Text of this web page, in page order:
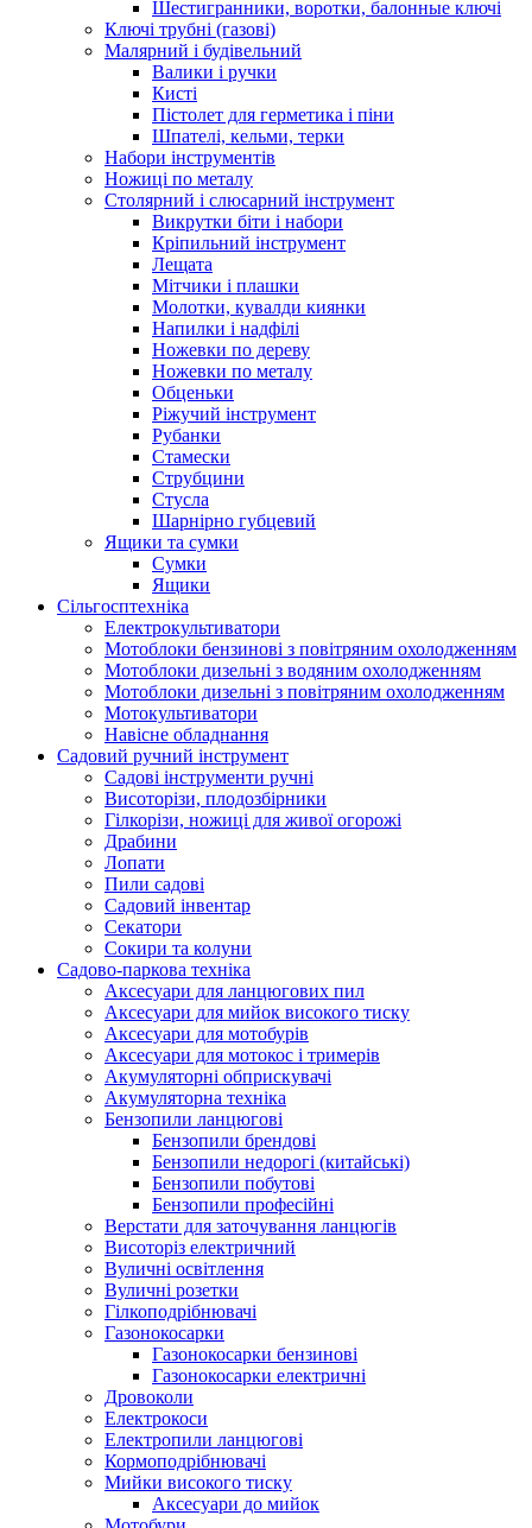
Шестигранники, воротки, балонные ключі
Ключі трубні (газові)
Малярний і будівельний
Валики і ручки
Кисті
Пістолет для герметика і піни
Шпателі, кельми, терки
Набори інструментів
Ножиці по металу
Столярний і слюсарний інструмент
Викрутки біти і набори
Кріпильний інструмент
Лещата
Мітчики і плашки
Молотки, кувалди киянки
Напилки і надфілі
Ножевки по дереву
Ножевки по металу
Обценьки
Ріжучий інструмент
Рубанки
Стамески
Струбцини
Стусла
Шарнірно губцевий
Ящики та сумки
Сумки
Ящики
Сільгосптехніка
Електрокультиватори
Мотоблоки бензинові з повітряним охолодженням
Мотоблоки дизельні з водяним охолодженням
Мотоблоки дизельні з повітряним охолодженням
Мотокультиватори
Навісне обладнання
Садовий ручний інструмент
Cадові інструменти ручні
Висоторізи, плодозбірники
Гілкорізи, ножиці для живої огорожі
Драбини
Лопати
Пили садові
Садовий інвентар
Секатори
Сокири та колуни
Садово-паркова техніка
Аксесуари для ланцюгових пил
Аксесуари для мийок високого тиску
Аксесуари для мотобурів
Аксесуари для мотокос і тримерів
Акумуляторні обприскувачі
Акумуляторна техніка
Бензопили ланцюгові
Бензопили брендові
Бензопили недорогі (китайські)
Бензопили побутові
Бензопили професійні
Верстати для заточування ланцюгів
Висоторіз електричний
Вуличні освітлення
Вуличні розетки
Гілкоподрібнювачі
Газонокосарки
Газонокосарки бензинові
Газонокосарки електричні
Дровоколи
Електрокоси
Електропили ланцюгові
Кормоподрібнювачі
Мийки високого тиску
Аксесуари до мийок